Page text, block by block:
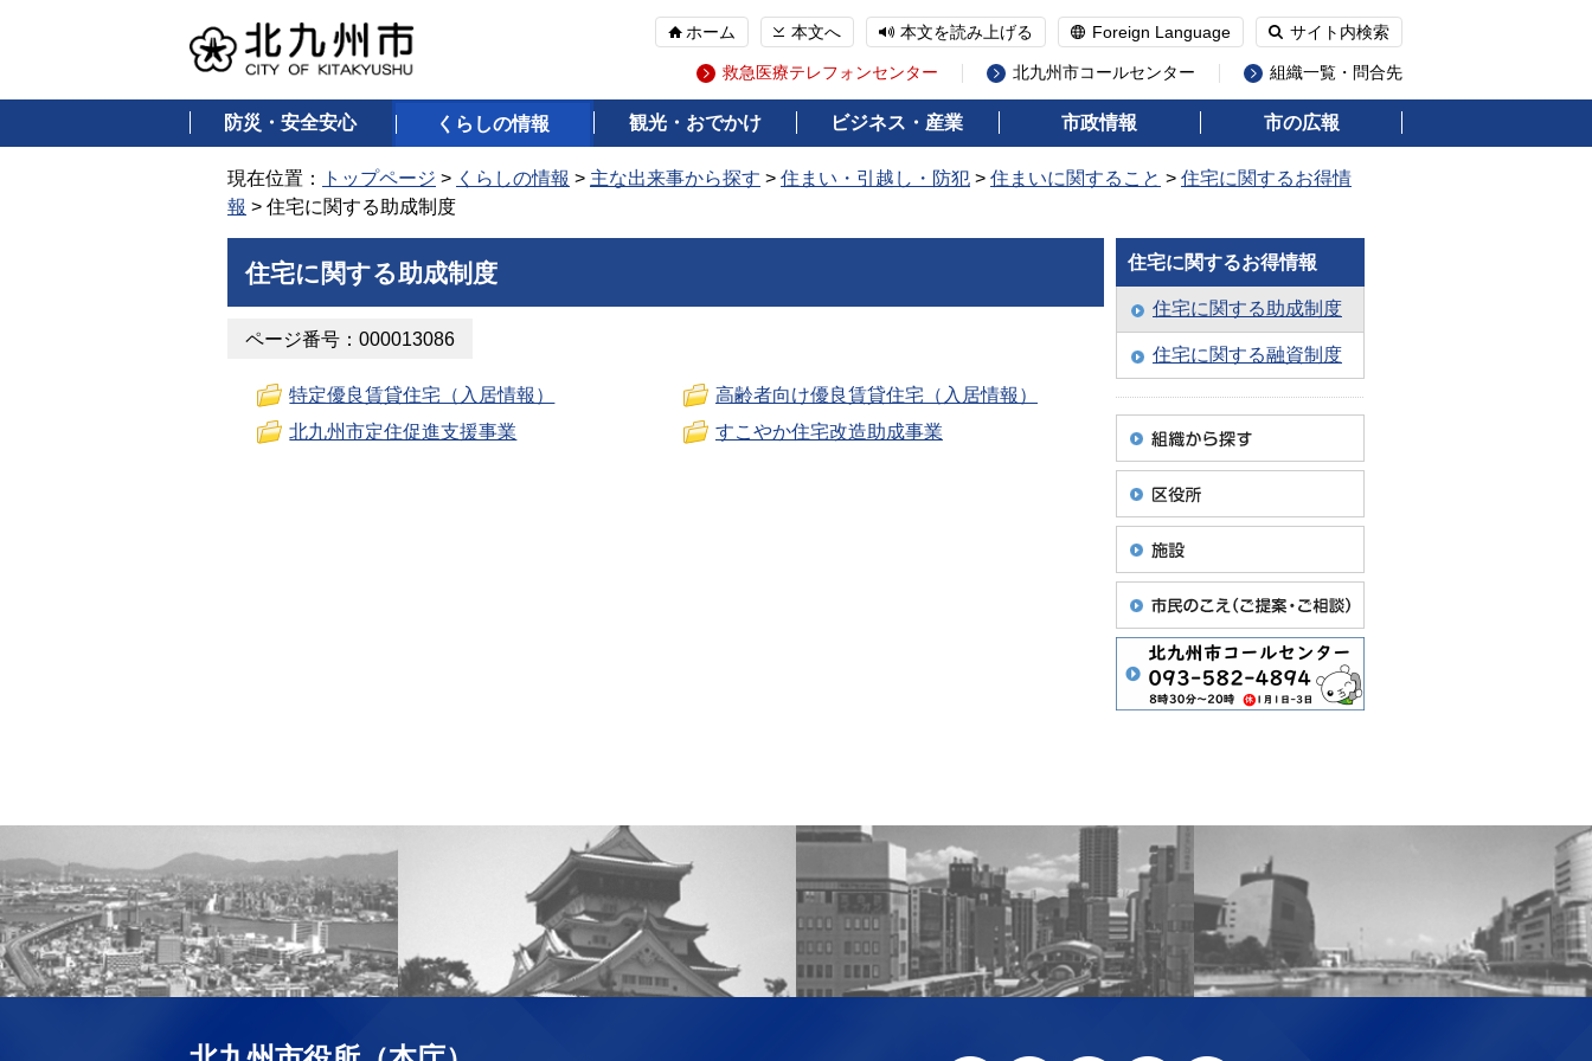
ホーム 本文へ 本文を読み上げる Foreign Language サイト内検索
救急医療テレフォンセンター 北九州市コールセンター 組織一覧・問合先
防災・安全安心 くらしの情報 観光・おでかけ ビジネス・産業 市政情報 市の広報
現在位置： トップページ > くらしの情報 > 主な出来事から探す > 住まい・引越し・防犯 > 住まいに関すること > 住宅に関するお得情
報 > 住宅に関する助成制度
住宅に関する助成制度
ページ番号：000013086
特定優良賃貸住宅（入居情報）
高齢者向け優良賃貸住宅（入居情報）
北九州市定住促進支援事業
すこやか住宅改造助成事業
住宅に関するお得情報
住宅に関する助成制度
住宅に関する融資制度